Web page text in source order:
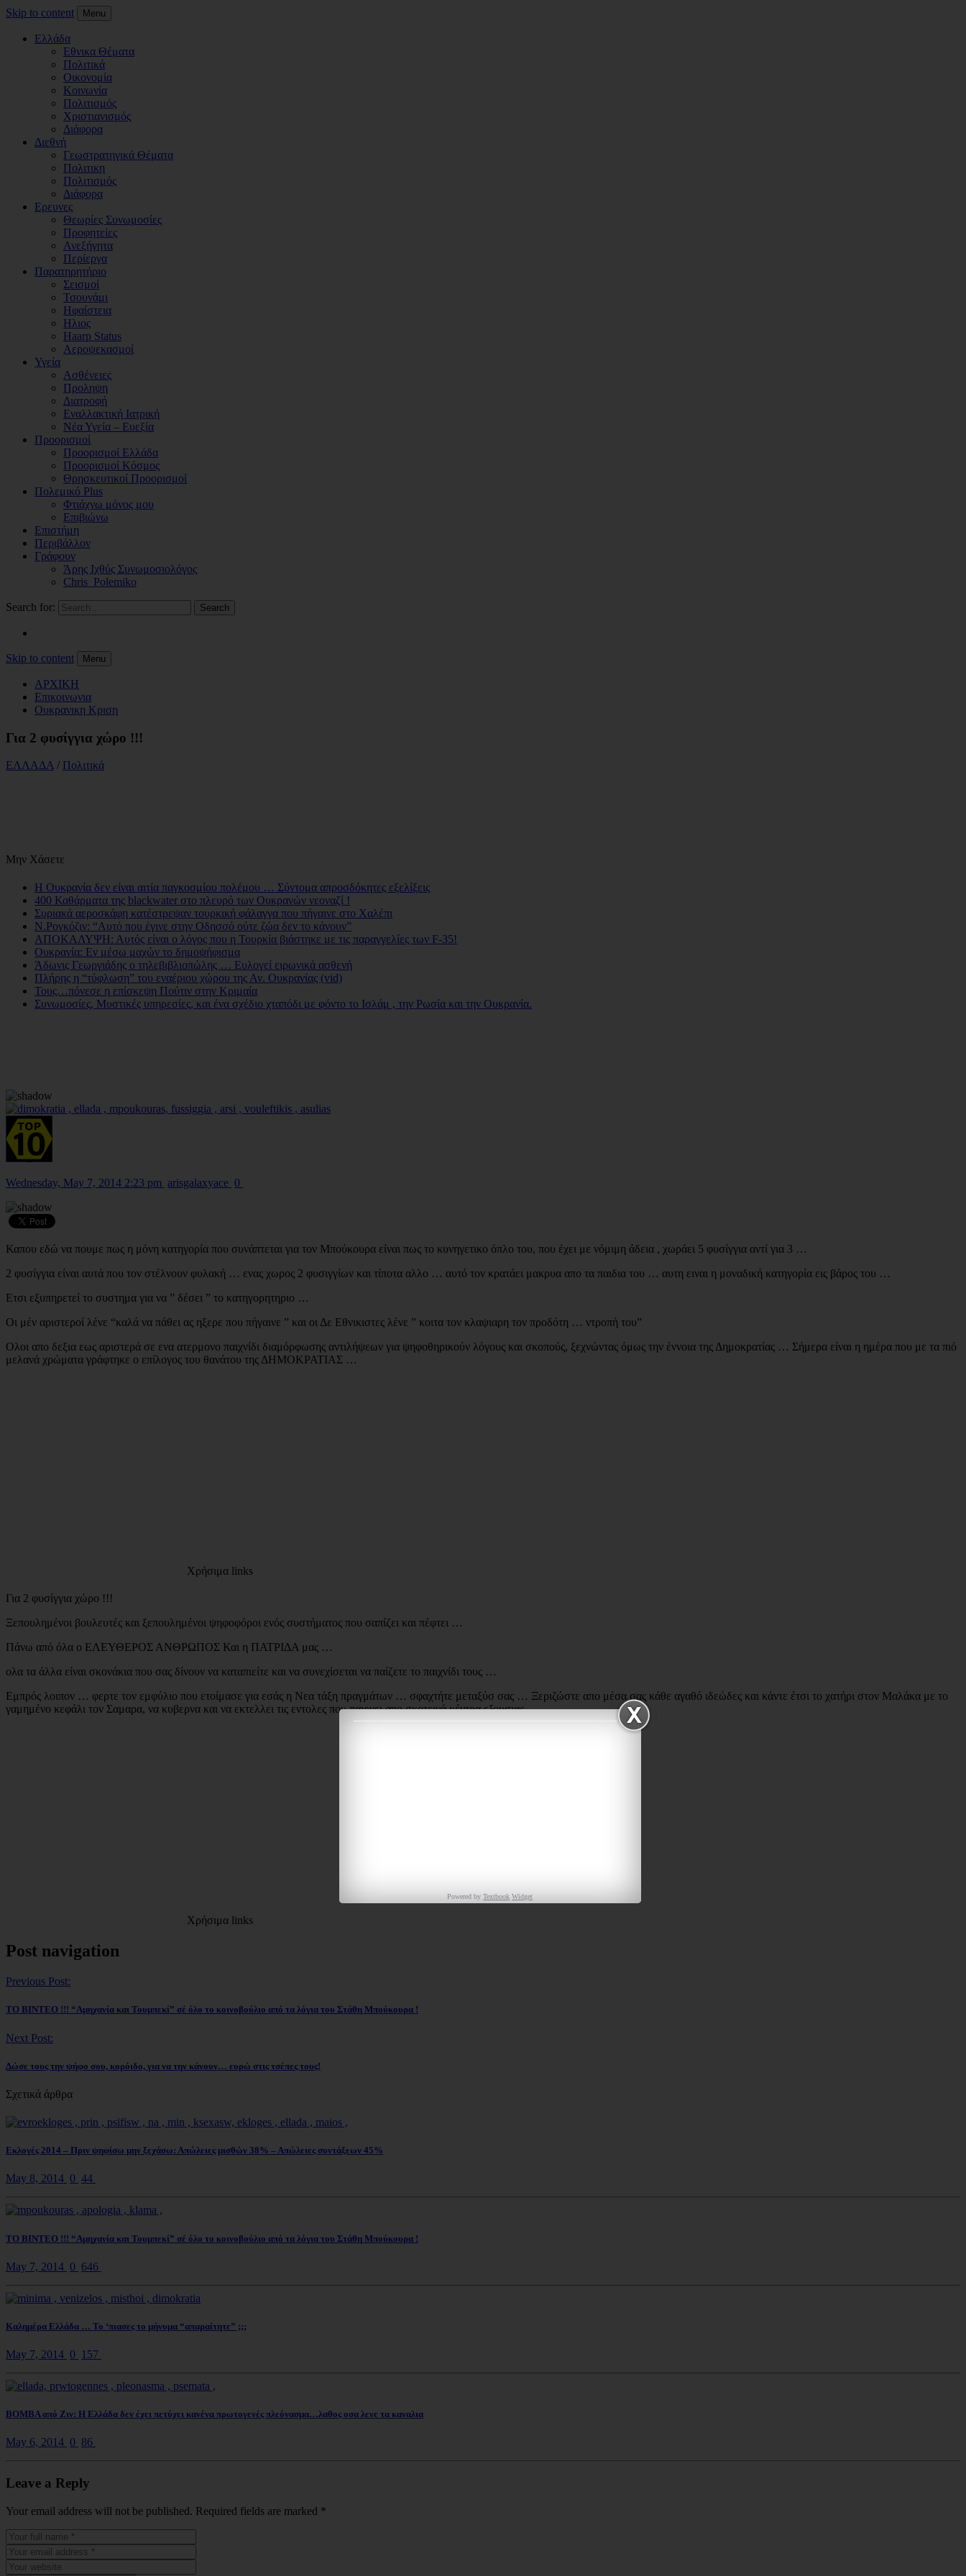
Skip to content Menu
Ελλάδα
Εθνικα Θέματα
Πολιτικά
Οικονομία
Κοινωνία
Πολιτισμός
Χριστιανισμός
Διάφορα
Διεθνή
Γεωστρατηγικά Θέματα
Πολιτικη
Πολιτισμός
Διάφορα
Ερευνες
Θεωρίες Συνωμοσίες
Προφητείες
Ανεξήγητα
Περίεργα
Παρατηρητήριο
Σεισμοί
Τσουνάμι
Ηφαίστεια
Ηλιος
Haarp Status
Αεροψεκασμοί
Υγεία
Ασθένειες
Προληψη
Διατροφή
Εναλλακτική Ιατρική
Νέα Υγεία – Ευεξία
Προορισμοί
Προορισμοί Ελλάδα
Προορισμοί Κόσμος
Θρησκευτικοί Προορισμοί
Πολεμικό Plus
Φτιάχνω μόνος μου
Επιβιώνω
Επιστήμη
Περιβάλλον
Γράφουν
Άρης Ιχθύς Συνωμοσιολόγος
Chris_Polemiko
Search for: Search
Skip to content Menu
ΑΡΧΙΚΗ
Επικοινωνια
Ουκρανικη Κριση
Για 2 φυσίγγια χώρο !!!
ΕΛΛΑΔΑ / Πολιτικά
Μην Χάσετε
Η Ουκρανία δεν είναι αιτία παγκοσμίου πολέμου … Σύντομα απροσδόκητες εξελίξεις
400 Καθάρματα της blackwater στο πλευρό των Ουκρανών νεοναζί !
Συριακά αεροσκάφη κατέστρεψαν τουρκική φάλαγγα που πήγαινε στο Χαλέπι
N.Ρογκόζιν: “Αυτό που έγινε στην Οδησσό ούτε ζώα δεν το κάνουν”
ΑΠΟΚΑΛΥΨΗ: Αυτός είναι ο λόγος που η Τουρκία βιάστηκε με τις παραγγελίες των F-35!
Ουκρανία: Εν μέσω μαχών το δημοψήφισμα
Άδωνις Γεωργιάδης ο τηλεβιβλιοπώλης … Ευλογεί ειρωνικά ασθενή
Πλήρης η “τύφλωση” του εναέριου χώρου της Αν. Ουκρανίας (vid)
Τους…πόνεσε η επίσκεψη Πούτιν στην Κριμαία
Συνωμοσίες, Μυστικές υπηρεσίες, και ένα σχέδιο χταπόδι με φόντο το Ισλάμ , την Ρωσία και την Ουκρανία.
Wednesday, May 7, 2014 2:23 pm arisgalaxyace 0
Καπου εδώ να πουμε πως η μόνη κατηγορία που συνάπτεται για τον Μπούκουρα είναι πως το κυνηγετικο όπλο του, που έχει με νόμιμη άδεια , χωράει 5 φυσίγγια αντί για 3 …
2 φυσίγγια είναι αυτά που τον στέλνουν φυλακή … ενας χωρος 2 φυσιγγίων και τίποτα αλλο … αυτό τον κρατάει μακρυα απο τα παιδια του … αυτη ειναι η μοναδική κατηγορία εις βάρος του …
Ετσι εξυπηρετεί το συστημα για να ” δέσει ” το κατηγορητηριο …
Οι μέν αριστεροί λένε “καλά να πάθει ας ηξερε που πήγαινε ” και οι Δε Εθνικιστες λένε ” κοιτα τον κλαψιαρη τον προδότη … ντροπή του”
Ολοι απο δεξια εως αριστερά σε ενα ατερμονο παιχνίδι διαμόρφωσης αντιλήψεων για ψηφοθηρικούν λόγους και σκοπούς, ξεχνώντας όμως την έννοια της Δημοκρατίας … Σήμερα είναι η ημέρα που με τα πιό
μελανά χρώματα γράφτηκε ο επίλογος του θανάτου της ΔΗΜΟΚΡΑΤΙΑΣ …
Χρήσιμα links
Για 2 φυσίγγια χώρο !!!
Ξεπουλημένοι βουλευτές και ξεπουλημένοι ψηφοφόροι ενός συστήματος που σαπίζει και πέφτει …
Πάνω από όλα ο ΕΛΕΥΘΕΡΟΣ ΑΝΘΡΩΠΟΣ Και η ΠΑΤΡΙΔΑ μας …
ολα τα άλλα είναι σκονάκια που σας δίνουν να καταπιείτε και να συνεχίσεται να παίζετε το παιχνίδι τους …
Εμπρός λοιπον … φερτε τον εμφύλιο που ετοίμασε για εσάς η Νεα τάξη πραγμάτων … σφαχτήτε μεταξύσ σας … Ξεριζώστε απο μέσα σας κάθε αγαθό ιδεώδες και κάντε έτσι το χατήρι στον Μαλάκα με το
γαμημένο κεφάλι τον Σαμαρα, να κυβερνα και να εκτελλει τις εντολες που παιρνει απο σκοτεινά κέντρα εξουσιας …
Χρήσιμα links
Post navigation
Previous Post:
ΤΟ ΒΙΝΤΕΟ !!! “Αμηχανία και Τουμπεκί” σέ όλο το κοινοβούλιο από τα λόγια του Στάθη Μπούκουρα !
Next Post:
Δώσε τους την ψήφο σου, κορόιδο, για να την κάνουν… ευρώ στις τσέπες τους!
Σχετικά άρθρα
Εκλογές 2014 – Πριν ψηφίσω μην ξεχάσω: Απώλειες μισθών 38% – Απώλειες συντάξεων 45%
May 8, 2014 0 44
ΤΟ ΒΙΝΤΕΟ !!! “Αμηχανία και Τουμπεκί” σέ όλο το κοινοβούλιο από τα λόγια του Στάθη Μπούκουρα !
May 7, 2014 0 646
Καλημέρα Ελλάδα … Το ‘πιασες το μήνυμα “απαραίτητε” ;;;
May 7, 2014 0 157
ΒΟΜΒΑ από Ζιν: Η Ελλάδα δεν έχει πετύχει κανένα πρωτογενές πλεόνασμα…λαθος οσα λενε τα καναλια
May 6, 2014 0 86
Leave a Reply
Your email address will not be published. Required fields are marked *
Powered byTextbook Widget